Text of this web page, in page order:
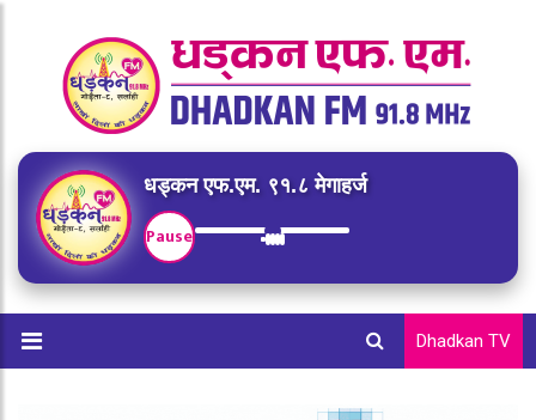
धड्कन एफ.एम. ९१.८ मेगाहर्ज
Pause
Dhadkan TV